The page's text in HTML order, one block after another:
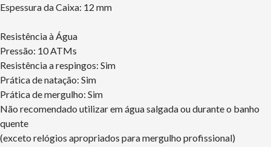
Espessura da Caixa: 12 mm
Resistência à Água
Pressão: 10 ATMs
Resistência a respingos: Sim
Prática de natação: Sim
Prática de mergulho: Sim
Não recomendado utilizar em água salgada ou durante o banho
quente
(exceto relógios apropriados para mergulho profissional)